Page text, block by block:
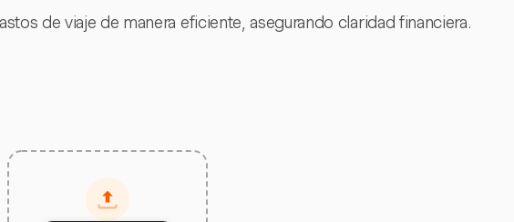
de viaje de manera eficiente, asegurando claridad financiera.